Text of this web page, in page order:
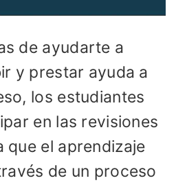
de ayudarte a
y prestar ayuda a
los estudiantes
en las revisiones
que el aprendizaje
de un proceso